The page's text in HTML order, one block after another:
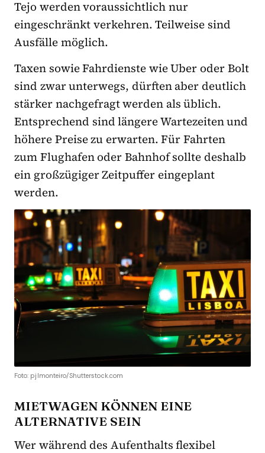
Tejo werden voraussichtlich nur
eingeschränkt verkehren. Teilweise sind
Ausfälle möglich.
Taxen sowie Fahrdienste wie Uber oder Bolt
sind zwar unterwegs, dürften aber deutlich
stärker nachgefragt werden als üblich.
Entsprechend sind längere Wartezeiten und
höhere Preise zu erwarten. Für Fahrten
zum Flughafen oder Bahnhof sollte deshalb
ein großzügiger Zeitpuffer eingeplant
werden.
Foto: pjlmonteiro/Shutterstock.com
MIETWAGEN KÖNNEN EINE
ALTERNATIVE SEIN
Wer während des Aufenthalts flexibel